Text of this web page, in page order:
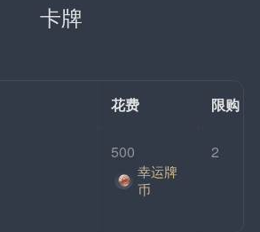
卡牌
花费 限购
500
幸运牌
币
2